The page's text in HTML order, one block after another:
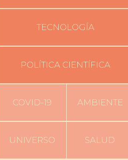
TECNOLOGÍA
POLÍTICA CIENTÍFICA
COVID-19 AMBIENTE
UNIVERSO SALUD